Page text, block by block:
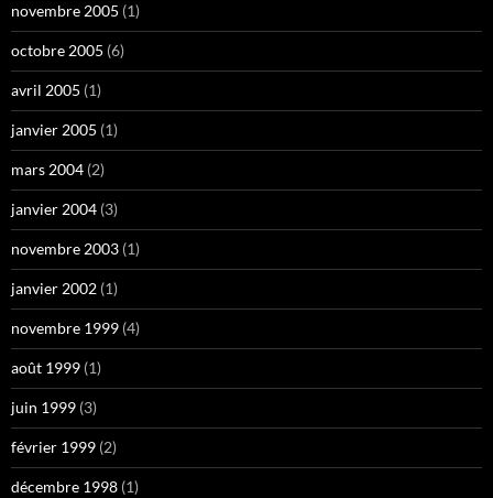
novembre 2005 (1)
octobre 2005 (6)
avril 2005 (1)
janvier 2005 (1)
mars 2004 (2)
janvier 2004 (3)
novembre 2003 (1)
janvier 2002 (1)
novembre 1999 (4)
août 1999 (1)
juin 1999 (3)
février 1999 (2)
décembre 1998 (1)